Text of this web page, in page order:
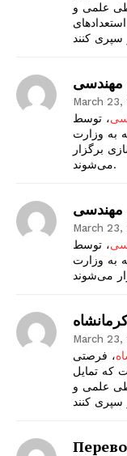
علمی و
مهندسی
March 23,
، توسط
به وزارت
برگزار
می‌شوند.
مهندسی
March 23,
، توسط
به وزارت
March
، فرصتی
که تمایل
علمی و